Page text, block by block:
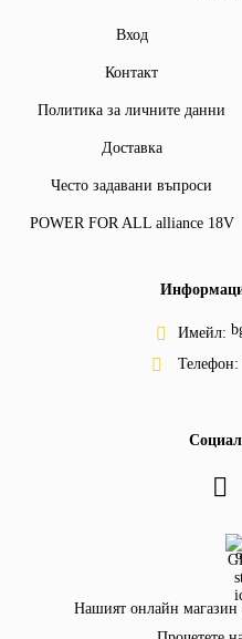
Вход
Контакт
Политика за личните данни
Доставка
Често задавани въпроси
POWER FOR ALL alliance 18V
Имейл:
Телефон:
Нашият онлайн магазин